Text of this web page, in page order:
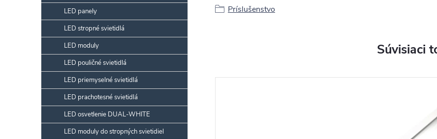
LED panely
LED stropné svietidlá
LED moduly
LED pouličné svietidlá
LED priemyselné svietidlá
LED prachotesné svietidlá
LED osvetlenie DUAL-WHITE
LED moduly do stropných svietidiel
Príslušenstvo
Súvisiaci